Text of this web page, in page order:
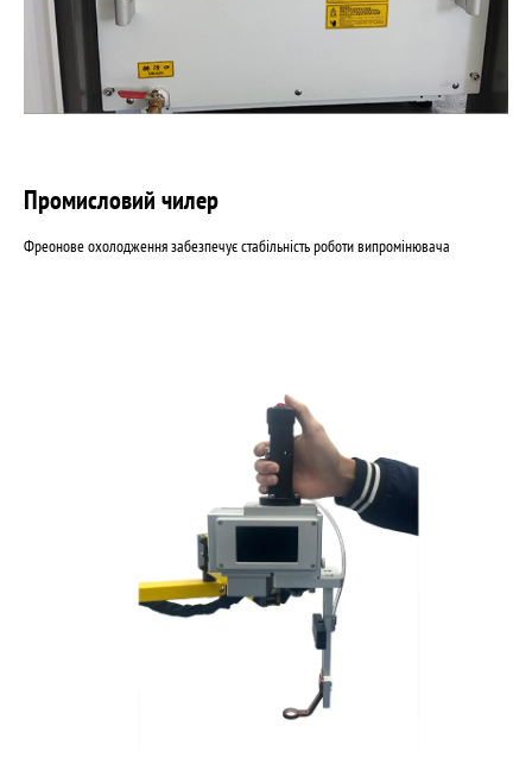
Промисловий чилер
Фреонове охолодження забезпечує стабільність роботи випромінювача